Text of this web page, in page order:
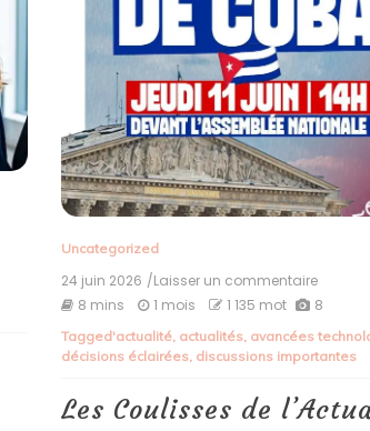
Uncategorized
24 juin 2026 /Laisser un commentaireon
Les
de
des
8 mins 1 mois 1 135 mot 8
Tagged'actualité, actualités, avancées
décisions éclairées, discussions importantes
Les Coulisses de